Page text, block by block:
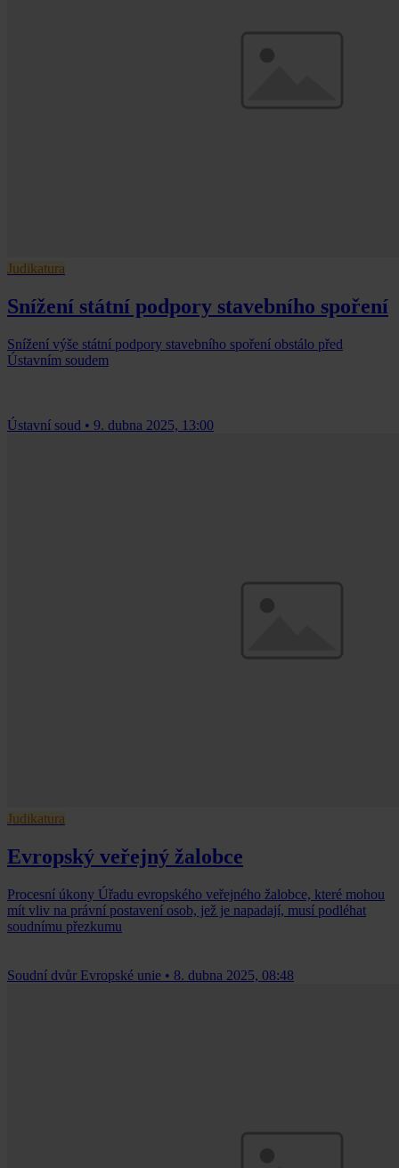
Judikatura
Snížení státní podpory stavebního spoření
Snížení výše státní podpory stavebního spoření obstálo před
Ústavním soudem
Ústavní soud • 9. dubna 2025, 13:00
Judikatura
Evropský veřejný žalobce
Procesní úkony Úřadu evropského veřejného žalobce, které mohou
mít vliv na právní postavení osob, jež je napadají, musí podléhat
soudnímu přezkumu
Soudní dvůr Evropské unie • 8. dubna 2025, 08:48